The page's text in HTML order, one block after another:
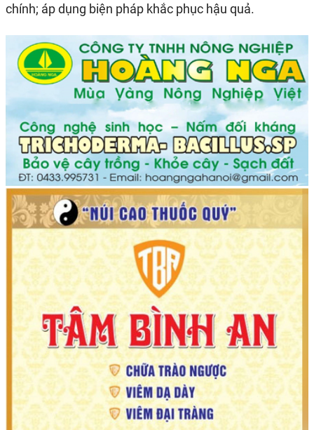
chính; áp dụng biện pháp khắc phục hậu quả.